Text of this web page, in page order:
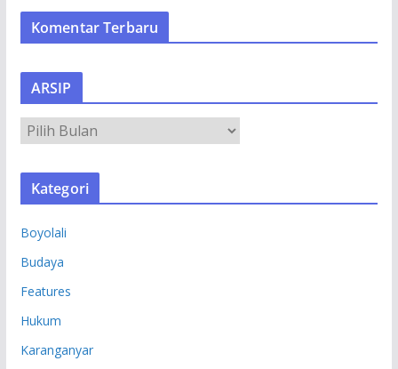
Komentar Terbaru
ARSIP
R
S
Kategori
Boyolali
Budaya
Features
Hukum
Karanganyar